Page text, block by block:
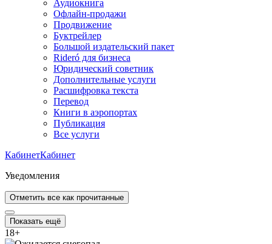
Аудиокнига
Офлайн-продажи
Продвижение
Буктрейлер
Большой издательский пакет
Rideró для бизнеса
Юридический советник
Дополнительные услуги
Расшифровка текста
Перевод
Книги в аэропортах
Публикация
Все услуги
КабинетКабинет
Уведомления
Отметить все как прочитанные
Показать ещё
18+